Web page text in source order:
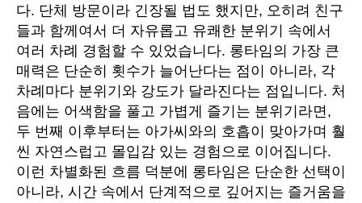
다. 단체 방문이라 긴장될 법도 했지만, 오히려 친구
들과 함께여서 더 자유롭고 유쾌한 분위기 속에서
여러 차례 경험할 수 있었습니다. 롱타임의 가장 큰
매력은 단순히 횟수가 늘어난다는 점이 아니라, 각
차례마다 분위기와 강도가 달라진다는 점입니다. 처
음에는 어색함을 풀고 가볍게 즐기는 분위기라면,
두 번째 이후부터는 아가씨와의 호흡이 맞아가며 훨
씬 자연스럽고 몰입감 있는 경험으로 이어집니다.
이런 차별화된 흐름 덕분에 롱타임은 단순한 선택이
아니라, 시간 속에서 단계적으로 깊어지는 즐거움을